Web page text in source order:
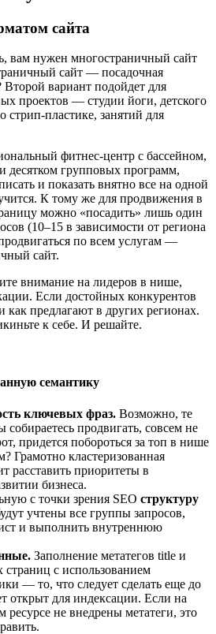
сайта
вам нужен многостраничный сайт
сайт — посадочная
вариант подойдет для
проектов — студии йоги, детского
стрип-пластике, занятий для
фитнес-центр с бассейном,
десятком групповых программ,
и показать внятно все на одной
К тому же для продвижения в
можно «посадить» лишь один
(10–15 в зависимости от региона
по всем услугам —
сайт.
внимание на лидеров в нише,
Если достойных конкурентов
как предлагают в других регионах.
к себе. И решайте.
семантику
ключевых фраз. Возможно, те
собираетесь продвигать, совсем не
придется побороться за топ в нише
Грамотно кластеризованная
расставить приоритеты в
бизнеса.
с точки зрения SEO структуру
учтены все группы запросов,
и выполнить внутреннюю
Заполнение метатегов title и
страниц с использованием
— то, что следует сделать еще до
открыт для индексации. Если на
не внедрены метатеги, это